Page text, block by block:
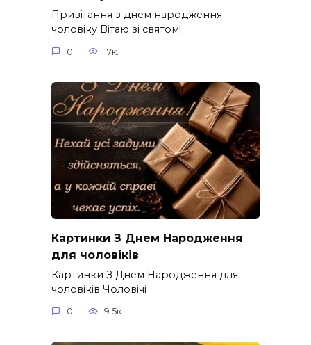
Привітання з днем народження
чоловіку Вітаю зі святом!
0 17к.
Картинки З Днем Народження
для чоловіків​
Картинки З Днем Народження для
чоловіків​ Чоловічі
0 9.5к.